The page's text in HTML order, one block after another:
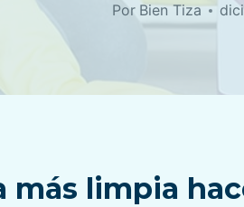
Por Bien Tiza
más limpia